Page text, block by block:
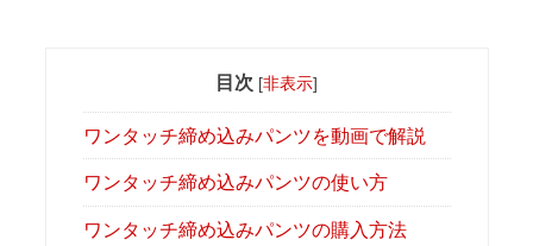
目次 [非表示]
ワンタッチ締め込みパンツを動画で解説
ワンタッチ締め込みパンツの使い方
ワンタッチ締め込みパンツの購入方法